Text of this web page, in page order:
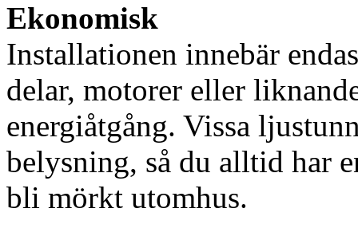
Ekonomisk
Installationen innebär
delar, motorer eller
energiåtgång. Vissa
belysning, så du alltid har
bli mörkt utomhus.